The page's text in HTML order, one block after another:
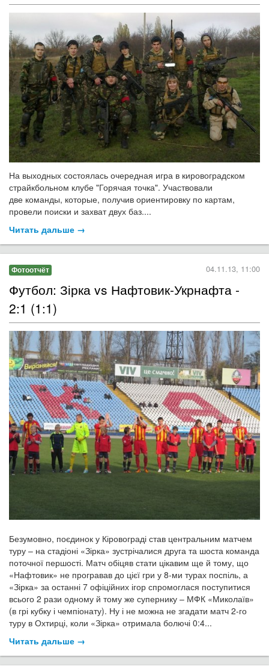
На выходных состоялась очередная игра в кировоградском
страйкбольном клубе "Горячая точка". Участвовали
две команды, которые, получив ориентировку по картам,
провели поиски и захват двух баз....
Читать дальше →
Фотоотчёт 04.11.13, 11:00
Футбол: Зірка vs Нафтовик-Укрнафта -
2:1 (1:1)
Безумовно, поєдинок у Кіровограді став центральним матчем
туру – на стадіоні «Зірка» зустрічалися друга та шоста команда
поточної першості. Матч обіцяв стати цікавим ще й тому, що
«Нафтовик» не програвав до цієї гри у 8-ми турах поспіль, а
«Зірка» за останні 7 офіційних ігор спромоглася поступитися
всього 2 рази одному й тому же супернику – МФК «Миколаїв»
(в грі кубку і чемпіонату). Ну і не можна не згадати матч 2-го
туру в Охтирці, коли «Зірка» отримала болючі 0:4...
Читать дальше →